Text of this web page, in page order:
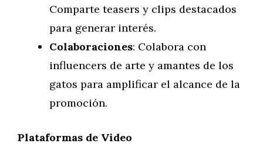
Comparte teasers y clips destacados
para generar interés.
Colaboraciones: Colabora con
influencers de arte y amantes de los
gatos para amplificar el alcance de la
promoción.
Plataformas de Video